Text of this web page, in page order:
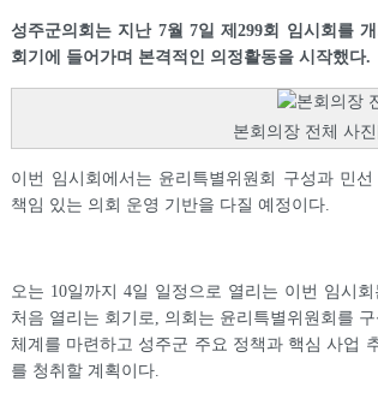
성주군의회는 지난 7월 7일 제299회 임시회를
회기에 들어가며 본격적인 의정활동을 시작했다.
본회의장 전체 사
이번 임시회에서는 윤리특별위원회 구성과 민
책임 있는 의회 운영 기반을 다질 예정이다.
오는 10일까지 4일 일정으로 열리는 이번 임시
처음 열리는 회기로, 의회는 윤리특별위원회를
체계를 마련하고 성주군 주요 정책과 핵심 사업
를 청취할 계획이다.